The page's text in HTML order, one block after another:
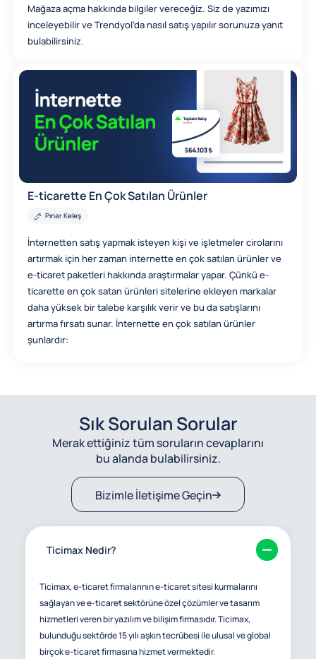
Mağaza açma hakkında bilgiler vereceğiz. Siz de yazımızı
inceleyebilir ve Trendyol’da nasıl satış yapılır sorunuza yanıt
bulabilirsiniz.
E-ticarette En Çok Satılan Ürünler
Pınar Keleş
İnternetten satış yapmak isteyen kişi ve işletmeler cirolarını
artırmak için her zaman internette en çok satılan ürünler ve
e-ticaret paketleri hakkında araştırmalar yapar. Çünkü e-
ticarette en çok satan ürünleri sitelerine ekleyen markalar
daha yüksek bir talebe karşılık verir ve bu da satışlarını
artırma fırsatı sunar. İnternette en çok satılan ürünler
şunlardır:
Sık Sorulan Sorular
Merak ettiğiniz tüm soruların cevaplarını
bu alanda bulabilirsiniz.
Bizimle İletişime Geçin
Ticimax Nedir?
Ticimax, e-ticaret firmalarının e-ticaret sitesi kurmalarını
sağlayan ve e-ticaret sektörüne özel çözümler ve tasarım
hizmetleri veren bir yazılım ve bilişim firmasıdır. Ticimax,
bulunduğu sektörde 15 yılı aşkın tecrübesi ile ulusal ve global
birçok e-ticaret firmasına hizmet vermektedir.